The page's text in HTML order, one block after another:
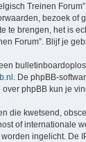
Treinen
bezoek of
te brengen, het is
Forum”. Blijf je
. De phpBB-
phpBB kun je
die kwetsend,
of internationale
ingelicht. De